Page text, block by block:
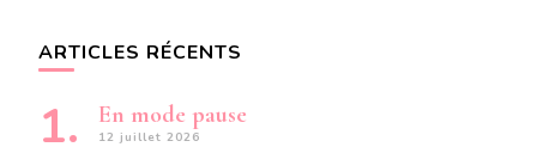
ARTICLES RÉCENTS
En mode pause
12 juillet 2026